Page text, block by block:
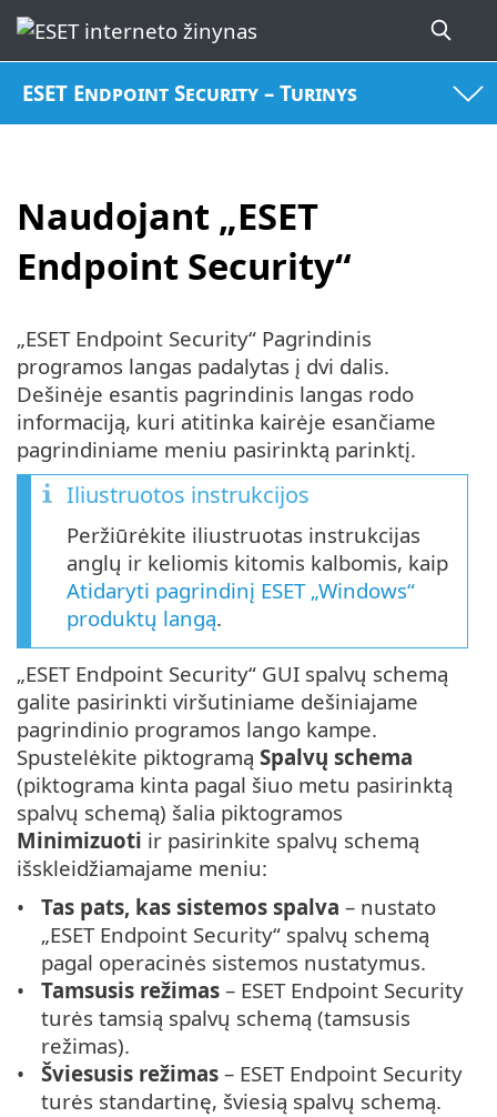
ESET Endpoint Security – Turinys
Naudojant „ESET
Endpoint Security“
„ESET Endpoint Security“ Pagrindinis
programos langas padalytas į dvi dalis.
Dešinėje esantis pagrindinis langas rodo
informaciją, kuri atitinka kairėje esančiame
pagrindiniame meniu pasirinktą parinktį.
Iliustruotos instrukcijos
Peržiūrėkite iliustruotas instrukcijas
anglų ir keliomis kitomis kalbomis, kaip
Atidaryti pagrindinį ESET „Windows“
produktų langą.
„ESET Endpoint Security“ GUI spalvų schemą
galite pasirinkti viršutiniame dešiniajame
pagrindinio programos lango kampe.
Spustelėkite piktogramą Spalvų schema
(piktograma kinta pagal šiuo metu pasirinktą
spalvų schemą) šalia piktogramos
Minimizuoti ir pasirinkite spalvų schemą
išskleidžiamajame meniu:
Tas pats, kas sistemos spalva – nustato
„ESET Endpoint Security“ spalvų schemą
pagal operacinės sistemos nustatymus.
Tamsusis režimas – ESET Endpoint Security
turės tamsią spalvų schemą (tamsusis
režimas).
Šviesusis režimas – ESET Endpoint Security
turės standartinę, šviesią spalvų schemą.